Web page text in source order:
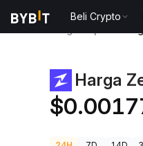
Beli Crypto
Harga